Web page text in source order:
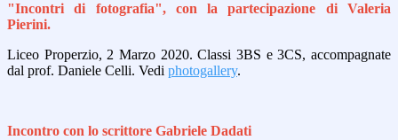
"Incontri di fotografia", con la partecipazione di Valeria
Pierini.
Liceo Properzio, 2 Marzo 2020. Classi 3BS e 3CS, accompagnate
dal prof. Daniele Celli. Vedi photogallery.
Incontro con lo scrittore Gabriele Dadati